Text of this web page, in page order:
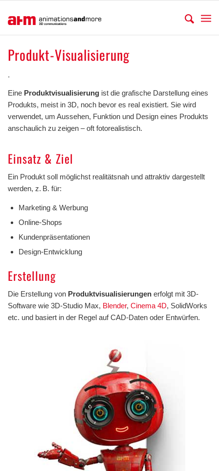
Produkt-Visualisierung
.
Eine Produktvisualisierung ist die grafische Darstellung eines
Produkts, meist in 3D, noch bevor es real existiert. Sie wird
verwendet, um Aussehen, Funktion und Design eines Produkts
anschaulich zu zeigen – oft fotorealistisch.
Einsatz & Ziel
Ein Produkt soll möglichst realitätsnah und attraktiv dargestellt
werden, z. B. für:
Marketing & Werbung
Online-Shops
Kundenpräsentationen
Design-Entwicklung
Erstellung
Die Erstellung von Produktvisualisierungenerfolgt mit 3D-
Software wie 3D-Studio Max, Blender, Cinema 4D, SolidWorks
etc. und basiert in der Regel auf CAD-Daten oder Entwürfen.